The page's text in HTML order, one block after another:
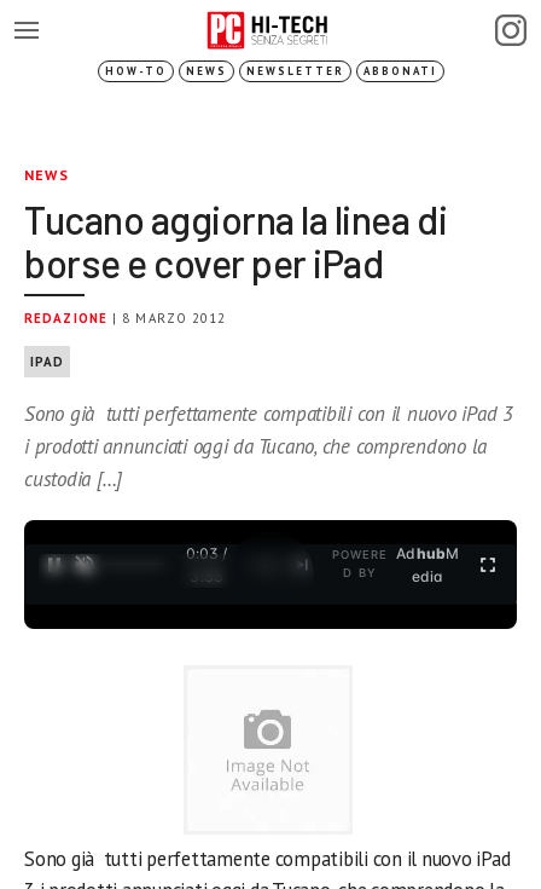
HOW-TO NEWS NEWSLETTER ABBONATI
NEWS
Tucano aggiorna la linea di
borse e cover per iPad
REDAZIONE | 8 MARZO 2012
IPAD
Sono già tutti perfettamente compatibili con il nuovo iPad 3
i prodotti annunciati oggi da Tucano, che comprendono la
custodia […]
0:04 /
3:35
POWERE
D BY
AdhubM
edia
Sono già tutti perfettamente compatibili con il nuovo iPad